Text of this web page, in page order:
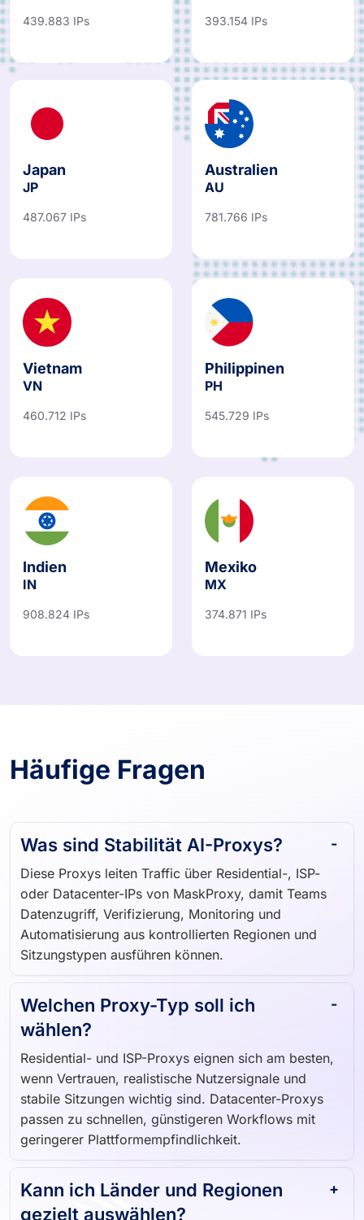
439.883 IPs 393.154 IPs
Japan
JP
487.067 IPs
Australien
AU
781.766 IPs
Vietnam
VN
460.712 IPs
Philippinen
PH
545.729 IPs
Indien
IN
908.824 IPs
Mexiko
MX
374.871 IPs
Häufige Fragen
Was sind Stabilität AI-Proxys?
Diese Proxys leiten Traffic über Residential-, ISP-
oder Datacenter-IPs von MaskProxy, damit Teams
Datenzugriff, Verifizierung, Monitoring und
Automatisierung aus kontrollierten Regionen und
Sitzungstypen ausführen können.
Welchen Proxy-Typ soll ich
wählen?
Residential- und ISP-Proxys eignen sich am besten,
wenn Vertrauen, realistische Nutzersignale und
stabile Sitzungen wichtig sind. Datacenter-Proxys
passen zu schnellen, günstigeren Workflows mit
geringerer Plattformempfindlichkeit.
Kann ich Länder und Regionen
gezielt auswählen?